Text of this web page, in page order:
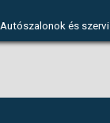
Autószalonok és